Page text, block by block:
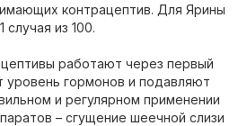
контрацептив. Для Ярины
из 100.
работают через первый
уровень гормонов и подавляют
и регулярном применении
– сгущение шеечной слизи